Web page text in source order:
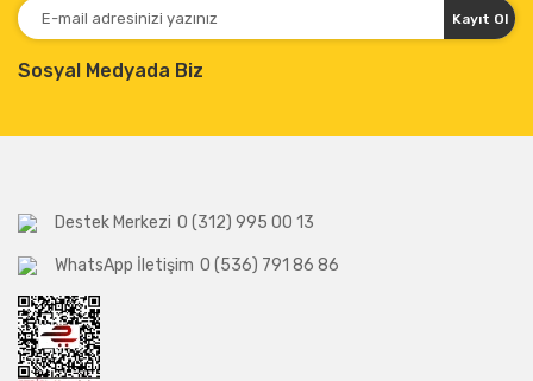
Kayıt Ol
Sosyal Medyada Biz
Destek Merkezi 0 (312) 995 00 13
WhatsApp İletişim 0 (536) 791 86 86